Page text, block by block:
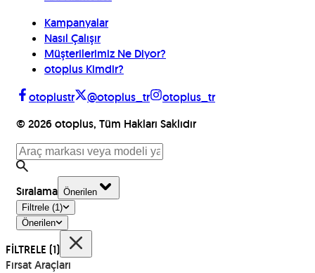
Kampanyalar
Nasıl Çalışır
Müşterilerimiz Ne Diyor?
otoplus Kimdir?
otoplustr
@otoplus_tr
otoplus_tr
© 2026 otoplus, Tüm Hakları Saklıdır
Sıralama Önerilen
Filtrele (1)
Önerilen
FİLTRELE (1)
Fırsat Araçları